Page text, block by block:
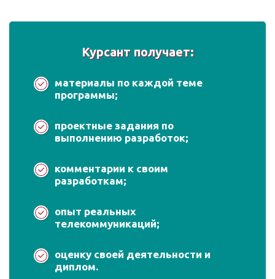
Курсант получает:
материалы по каждой теме
программы;
проектные задания по
выполнению разработок;
комментарии к своим
разработкам;
опыт реальных
телекоммуникаций;
оценку своей деятельности и
диплом.